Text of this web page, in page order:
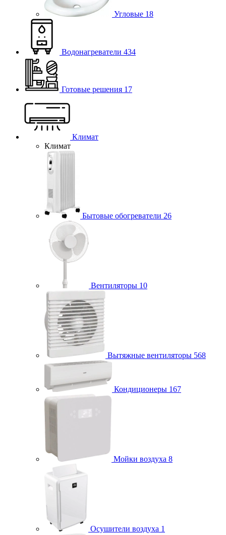
Угловые 18
Водонагреватели 434
Готовые решения 17
Климат
Климат
Бытовые обогреватели 26
Вентиляторы 10
Вытяжные вентиляторы 568
Кондиционеры 167
Мойки воздуха 8
Осушители воздуха 1